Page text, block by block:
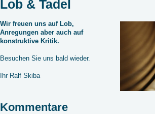
Lob & Tadel
Wir freuen uns auf Lob,
Anregungen aber auch auf
konstruktive Kritik.
Besuchen Sie uns bald wieder.
Ihr Ralf Skiba
Kommentare